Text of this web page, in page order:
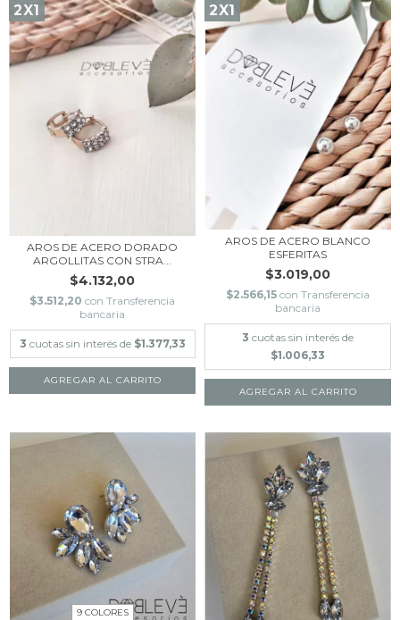
2X1
AROS DE ACERO DORADO
ARGOLLITAS CON STRA...
$4.132,00
$3.512,20 con Transferencia
bancaria
3 cuotas sin interés de $1.377,33
2X1
AROS DE ACERO BLANCO
ESFERITAS
$3.019,00
$2.566,15 con Transferencia
bancaria
3 cuotas sin interés de
$1.006,33
9 COLORES